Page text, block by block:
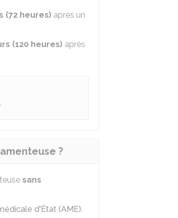
(72 heures) après un
(120 heures) après
.
?
sans
d'État (AME).